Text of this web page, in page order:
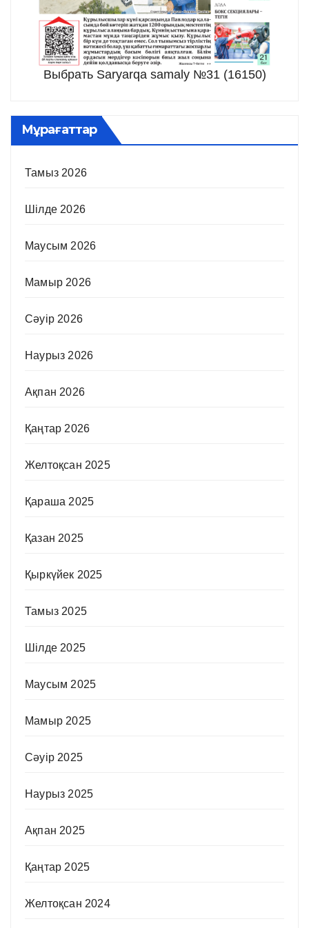
Выбрать Saryarqa samaly №31 (16150)
Мұрағаттар
Тамыз 2026
Шілде 2026
Маусым 2026
Мамыр 2026
Сәуір 2026
Наурыз 2026
Ақпан 2026
Қаңтар 2026
Желтоқсан 2025
Қараша 2025
Қазан 2025
Қыркүйек 2025
Тамыз 2025
Шілде 2025
Маусым 2025
Мамыр 2025
Сәуір 2025
Наурыз 2025
Ақпан 2025
Қаңтар 2025
Желтоқсан 2024